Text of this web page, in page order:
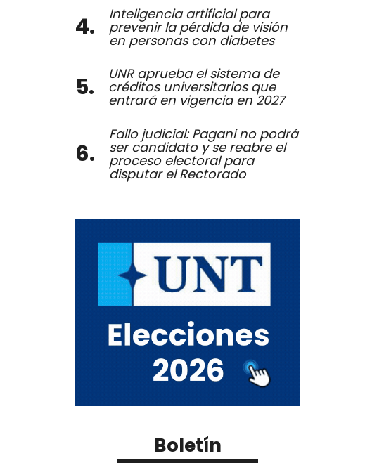
Inteligencia artificial para
prevenir la pérdida de visión
en personas con diabetes
UNR aprueba el sistema de
créditos universitarios que
entrará en vigencia en 2027
Fallo judicial: Pagani no podrá
ser candidato y se reabre el
proceso electoral para
disputar el Rectorado
Boletín